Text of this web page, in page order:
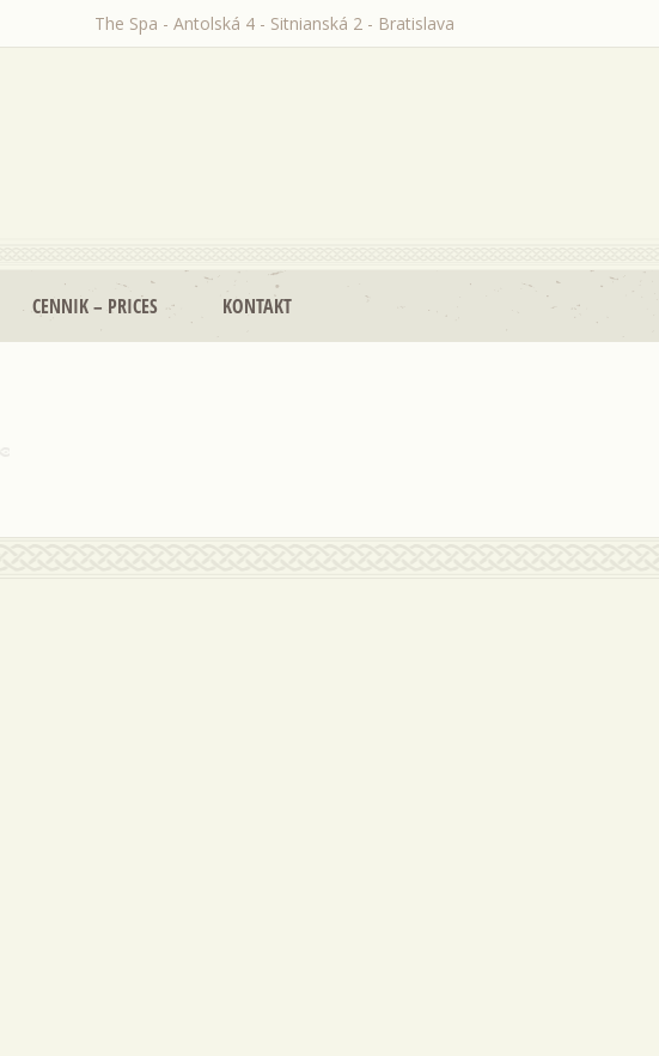
The Spa - Antolská 4 - Sitnianská 2 - Bratislava
CENNIK – PRICES KONTAKT